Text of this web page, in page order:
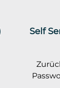
Self